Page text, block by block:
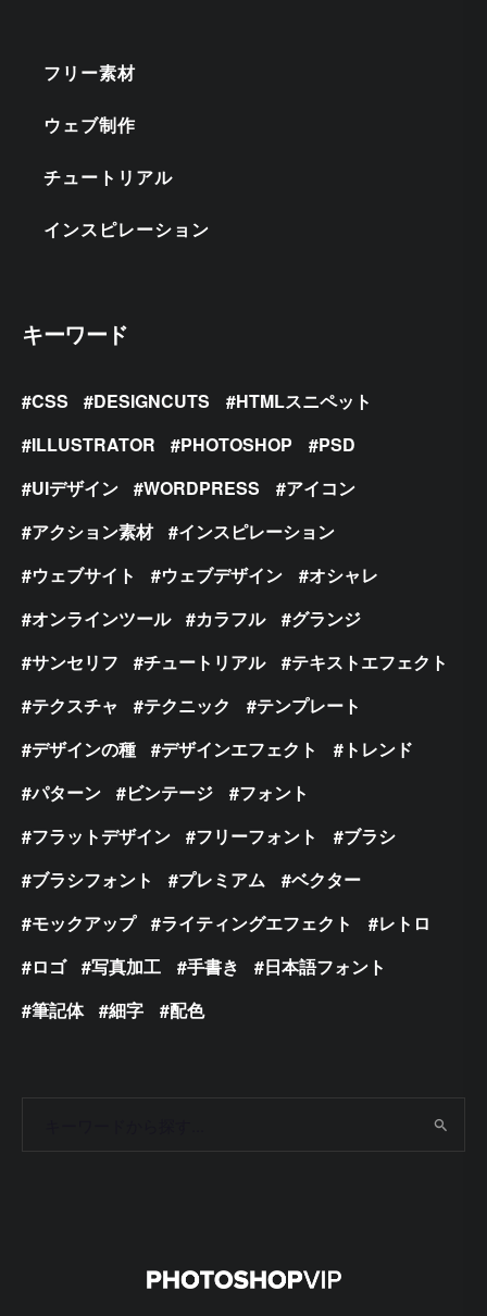
フリー素材
ウェブ制作
チュートリアル
インスピレーション
キーワード
CSS DESIGNCUTS
HTMLスニペット
ILLUSTRATOR
PHOTOSHOP
PSD
UIデザイン
WORDPRESS
アイコン
アクション素材
インスピレーション
ウェブサイト
ウェブデザイン
オシャレ
オンラインツール
カラフル
グランジ
サンセリフ
チュートリアル
テキストエフェクト
テクスチャ
テクニック
テンプレート
デザインの種
デザインエフェクト
トレンド
パターン
ビンテージ
フォント
フラットデザイン
フリーフォント
ブラシ
ブラシフォント
プレミアム
ベクター
モックアップ
ライティングエフェクト
レトロ
ロゴ
写真加工 手書き
日本語フォント
筆記体
細字 配色